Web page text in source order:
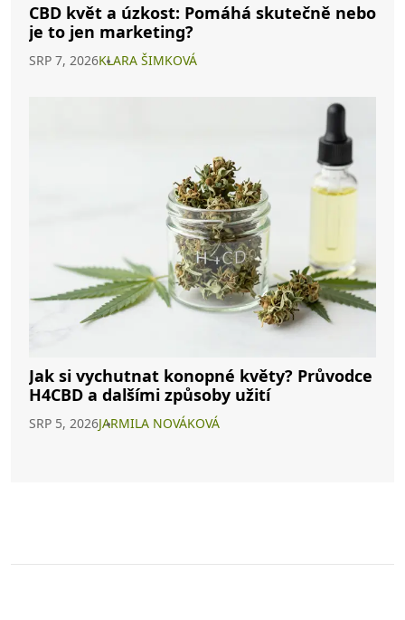
CBD květ a úzkost: Pomáhá skutečně nebo
je to jen marketing?
SRP 7, 2026KLARA ŠIMKOVÁ
Jak si vychutnat konopné květy? Průvodce
H4CBD a dalšími způsoby užití
SRP 5, 2026JARMILA NOVÁKOVÁ